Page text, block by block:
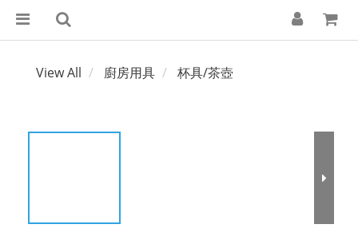
View All 廚房用具 杯具/茶壺